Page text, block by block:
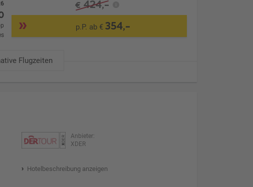
€ 424,-
p.P. ab € 354,-
Flugzeiten
Anbieter:
XDER
Hotelbeschreibung anzeigen